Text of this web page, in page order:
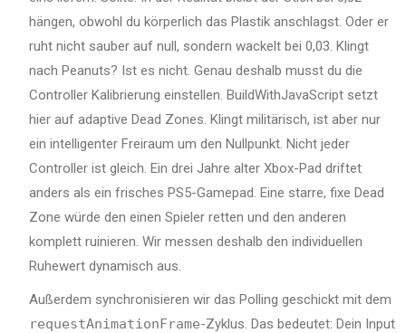
hängen, obwohl du körperlich das Plastik anschlagst. Oder er
ruht nicht sauber auf null, sondern wackelt bei 0,03. Klingt
nach Peanuts? Ist es nicht. Genau deshalb musst du die
Controller Kalibrierung einstellen. BuildWithJavaScript setzt
hier auf adaptive Dead Zones. Klingt militärisch, ist aber nur
ein intelligenter Freiraum um den Nullpunkt. Nicht jeder
Controller ist gleich. Ein drei Jahre alter Xbox-Pad driftet
anders als ein frisches PS5-Gamepad. Eine starre, fixe Dead
Zone würde den einen Spieler retten und den anderen
komplett ruinieren. Wir messen deshalb den individuellen
Ruhewert dynamisch aus.
Außerdem synchronisieren wir das Polling geschickt mit dem
requestAnimationFrame-Zyklus. Das bedeutet: Dein Input